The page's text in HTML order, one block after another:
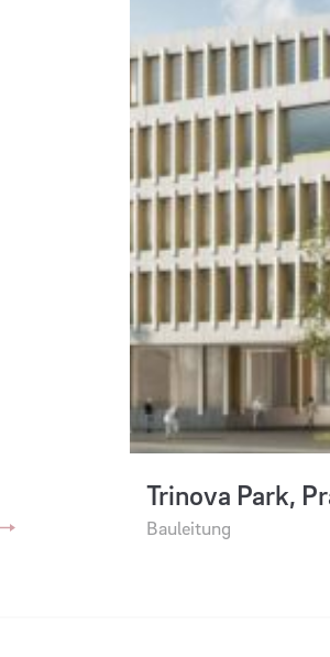
Trinova Park,
Bauleitung